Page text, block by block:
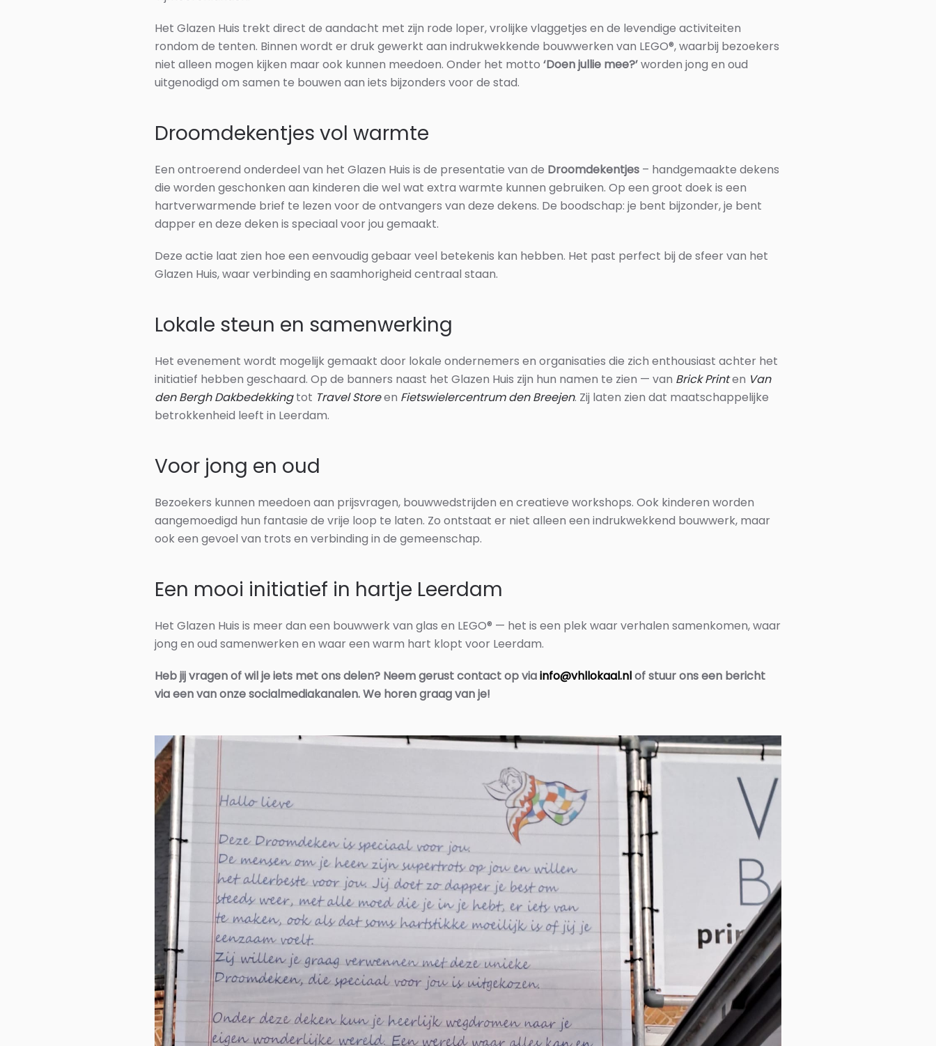
Het Glazen Huis trekt direct de aandacht met zijn rode loper, vrolijke vlaggetjes en de levendige activiteiten
rondom de tenten. Binnen wordt er druk gewerkt aan indrukwekkende bouwwerken van LEGO®, waarbij bezoekers
niet alleen mogen kijken maar ook kunnen meedoen. Onder het motto ‘Doen jullie mee?’worden jong en oud
uitgenodigd om samen te bouwen aan iets bijzonders voor de stad.
Droomdekentjes vol warmte
Een ontroerend onderdeel van het Glazen Huis is de presentatie van de Droomdekentjes – handgemaakte dekens
die worden geschonken aan kinderen die wel wat extra warmte kunnen gebruiken. Op een groot doek is een
hartverwarmende brief te lezen voor de ontvangers van deze dekens. De boodschap: je bent bijzonder, je bent
dapper en deze deken is speciaal voor jou gemaakt.
Deze actie laat zien hoe een eenvoudig gebaar veel betekenis kan hebben. Het past perfect bij de sfeer van het
Glazen Huis, waar verbinding en saamhorigheid centraal staan.
Lokale steun en samenwerking
Het evenement wordt mogelijk gemaakt door lokale ondernemers en organisaties die zich enthousiast achter het
initiatief hebben geschaard. Op de banners naast het Glazen Huis zijn hun namen te zien — van Brick Printen Van
den Bergh Dakbedekkingtot Travel Storeen Fietswielercentrum den Breejen. Zij laten zien dat maatschappelijke
betrokkenheid leeft in Leerdam.
Voor jong en oud
Bezoekers kunnen meedoen aan prijsvragen, bouwwedstrijden en creatieve workshops. Ook kinderen worden
aangemoedigd hun fantasie de vrije loop te laten. Zo ontstaat er niet alleen een indrukwekkend bouwwerk, maar
ook een gevoel van trots en verbinding in de gemeenschap.
Een mooi initiatief in hartje Leerdam
Het Glazen Huis is meer dan een bouwwerk van glas en LEGO® — het is een plek waar verhalen samenkomen, waar
jong en oud samenwerken en waar een warm hart klopt voor Leerdam.
Heb jij vragen of wil je iets met ons delen? Neem gerust contact op viainfo@vhllokaal.nlof stuur ons een bericht
via een van onze socialmediakanalen. We horen graag van je!